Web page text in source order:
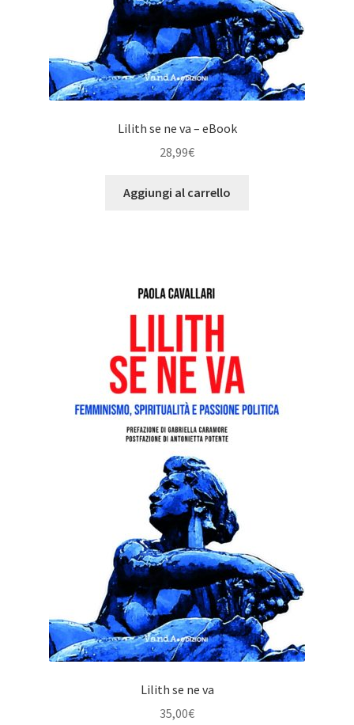
Lilith se ne va – eBook
28,99€
Aggiungi al carrello
Lilith se ne va
35,00€